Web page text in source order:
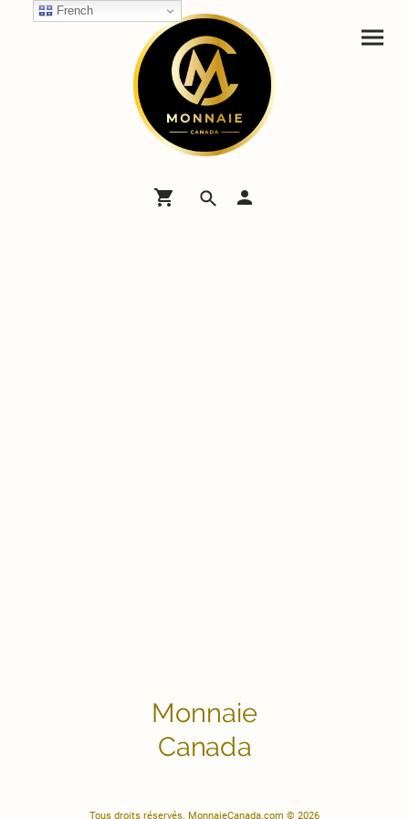
Monnaie
Canada
Tous droits réservés. MonnaieCanada.com © 2026
French